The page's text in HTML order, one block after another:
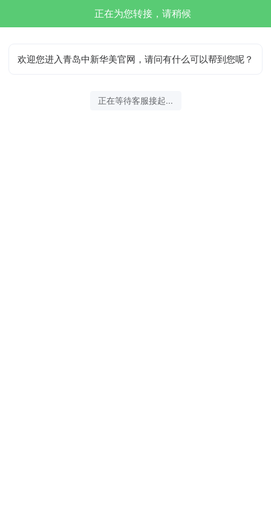
正在为您转接，请稍候
欢迎您进入青岛中新华美官网，请问有什么可以帮到您呢？
正在等待客服接起...